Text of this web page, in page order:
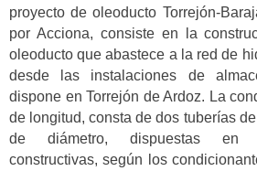
proyecto de oleoducto Torrejón-
por Acciona, consiste en la
oleoducto que abastece a la red de
desde las instalaciones de
dispone en Torrejón de Ardoz. La
de longitud, consta de dos tuberías
de diámetro, dispuestas en
constructivas, según los